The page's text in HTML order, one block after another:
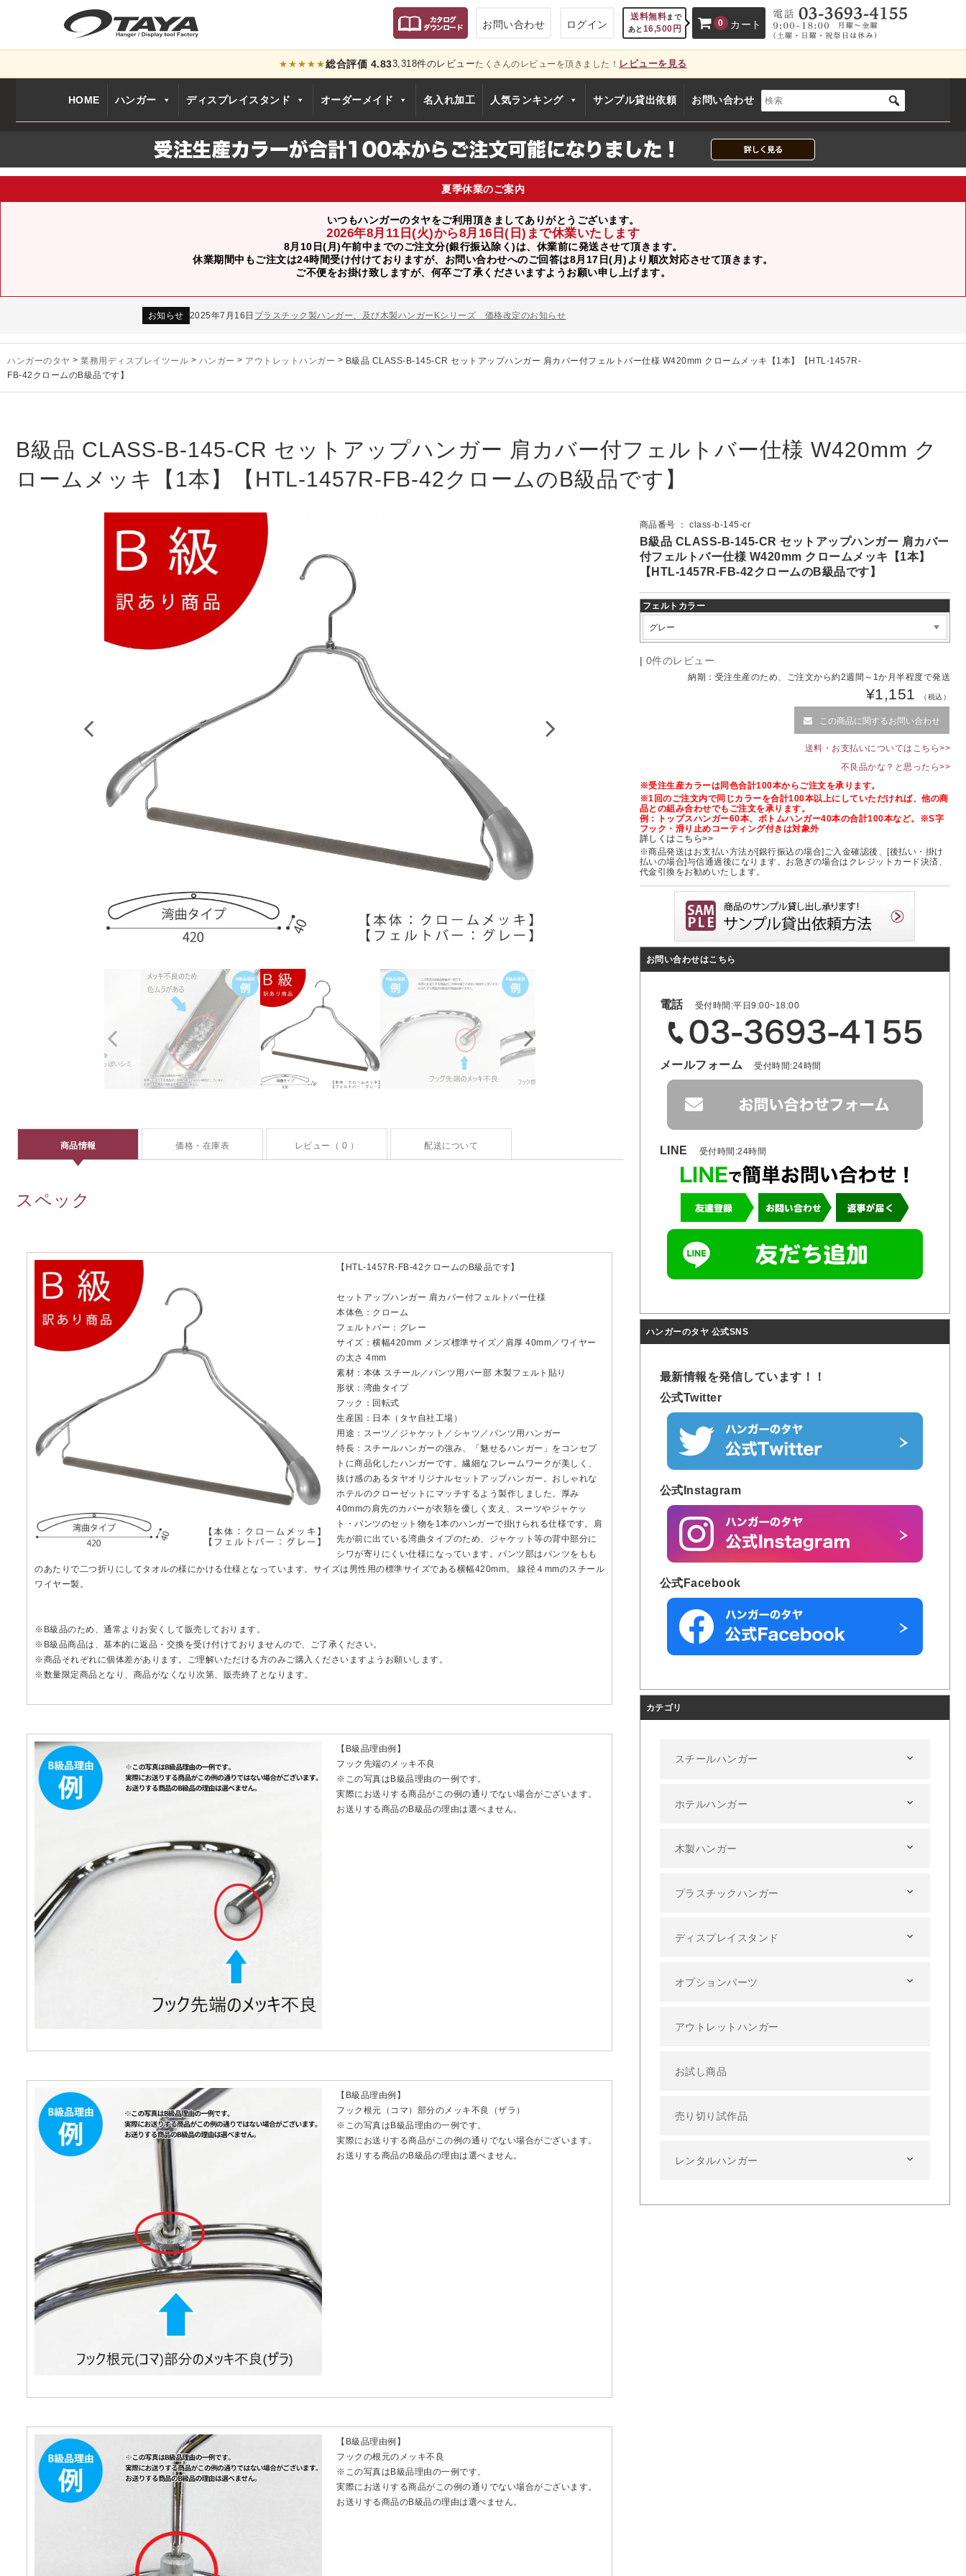
お問い合わせ ログイン
送料無料まで
あと16,500 円
0 カート
只今、カートに商品はございません。
★★★★★総合評価 4.833,318件のレビューたくさんのレビューを頂きました！ レビューを見る
HOME ハンガー ディスプレイスタンド オーダーメイド 名入れ加工 人気ランキング サンプル貸出依頼 お問い合わせ
夏季休業のご案内
いつもハンガーのタヤをご利用頂きましてありがとうございます。
2026年8月11日(火)から8月16日(日)まで休業いたします
8月10日(月)午前中までのご注文分(銀行振込除く)は、休業前に発送させて頂きます。
休業期間中もご注文は24時間受け付けておりますが、お問い合わせへのご回答は8月17日(月)より順次対応させて頂きます。
ご不便をお掛け致しますが、何卒ご了承くださいますようお願い申し上げます。
2024年12月12日年末年始休業のお知らせ
スチール製ハンガー、およびディスプレイスタンド価格改定のお知らせ
お知らせ 2025年7月16日プラスチック製ハンガー、及び木製ハンガーKシリーズ 価格改定のお知らせ
お知らせ
2025年3月14日 木製ハンガーNシリーズ価格改定のお知らせ
お知らせ 2025年7月16日プラスチック製ハンガー、及び木製ハンガーKシリーズ 価格改定のお知らせ
お知らせ
2024年12月12日年末年始休業のお知らせ
ハンガーのタヤ > 業務用ディスプレイツール > ハンガー > アウトレットハンガー > B級品 CLASS-B-145-CR セットアップハンガー 肩カバー付フェルトバー仕様 W420mm クロームメッキ【1本】【HTL-1457R-
FB-42クロームのB級品です】
B級品 CLASS-B-145-CR セットアップハンガー 肩カバー付フェルトバー仕様 W420mm ク
ロームメッキ【1本】【HTL-1457R-FB-42クロームのB級品です】
商品情報 価格・在庫表 レビュー（ 0 ） 配送について
スペック
【HTL-1457R-FB-42クロームのB級品です】
セットアップハンガー 肩カバー付フェルトバー仕様
本体色：クローム
フェルトバー：グレー
サイズ：横幅420mm メンズ標準サイズ／肩厚 40mm／ワイヤー
の太さ 4mm
素材：本体 スチール／パンツ用バー部 木製フェルト貼り
形状：湾曲タイプ
フック：回転式
生産国：日本（タヤ自社工場）
用途：スーツ／ジャケット／シャツ／パンツ用ハンガー
特長：スチールハンガーの強み、「魅せるハンガー」をコンセプ
トに商品化したハンガーです。繊細なフレームワークが美しく、
抜け感のあるタヤオリジナルセットアップハンガー。おしゃれな
ホテルのクローゼットにマッチするよう製作しました。厚み
40mmの肩先のカバーが衣類を優しく支え、スーツやジャケッ
ト・パンツのセット物を1本のハンガーで掛けられる仕様です。肩
先が前に出ている湾曲タイプのため、ジャケット等の背中部分に
シワが寄りにくい仕様になっています。パンツ部はパンツをもも
のあたりで二つ折りにしてタオルの様にかける仕様となっています。サイズは男性用の標準サイズである横幅420mm。 線径４mmのスチール
ワイヤー製。
※B級品のため、通常よりお安くして販売しております。
※B級品商品は、基本的に返品・交換を受け付けておりませんので、ご了承ください。
※商品それぞれに個体差があります。ご理解いただける方のみご購入くださいますようお願いします。
※数量限定商品となり、商品がなくなり次第、販売終了となります。
【B級品理由例】
フック先端のメッキ不良
※この写真はB級品理由の一例です。
実際にお送りする商品がこの例の通りでない場合がございます。
お送りする商品のB級品の理由は選べません。
【B級品理由例】
フック根元（コマ）部分のメッキ不良（ザラ）
※この写真はB級品理由の一例です。
実際にお送りする商品がこの例の通りでない場合がございます。
お送りする商品のB級品の理由は選べません。
【B級品理由例】
フックの根元のメッキ不良
※この写真はB級品理由の一例です。
実際にお送りする商品がこの例の通りでない場合がございます。
お送りする商品のB級品の理由は選べません。
商品番号 ： class-b-145-cr
B級品 CLASS-B-145-CR セットアップハンガー 肩カバー
付フェルトバー仕様 W420mm クロームメッキ【1本】
【HTL-1457R-FB-42クロームのB級品です】
フェルトカラー
| 0件のレビュー
納期： 受注生産のため、ご注文から約2週間～1か月半程度で発送
¥1,151 （税込）
この商品に関するお問い合わせ
送料・お支払いについてはこちら>>
不良品かな？と思ったら>>
※受注生産カラーは同色合計100本からご注文を承ります。
※1回のご注文内で同じカラーを合計100本以上にしていただければ、他の商
品との組み合わせでもご注文を承ります。
例：トップスハンガー60本、ボトムハンガー40本の合計100本など。※S字
フック・滑り止めコーティング付きは対象外
詳しくはこちら>>
※商品発送はお支払い方法が[銀行振込の場合]ご入金確認後、[後払い・掛け
払いの場合]与信通過後になります。お急ぎの場合はクレジットカード決済、
代金引換をお勧めいたします。
お問い合わせはこちら
電話 受付時間:平日9:00~18:00
メールフォーム 受付時間:24時間
LINE 受付時間:24時間
ハンガーのタヤ 公式SNS
最新情報を発信しています！！
公式Twitter
公式Instagram
公式Facebook
カテゴリ
スチールハンガー
ホテルハンガー
木製ハンガー
プラスチックハンガー
ディスプレイスタンド
オプションパーツ
アウトレットハンガー
お試し商品
売り切り試作品
レンタルハンガー